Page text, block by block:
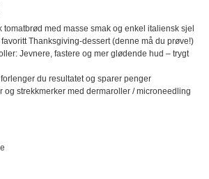
med masse smak og enkel italiensk sjel
Thanksgiving-dessert (denne må du prøve!)
Jevnere, fastere og mer glødende hud – trygt
du resultatet og sparer penger
og strekkmerker med dermaroller / microneedling